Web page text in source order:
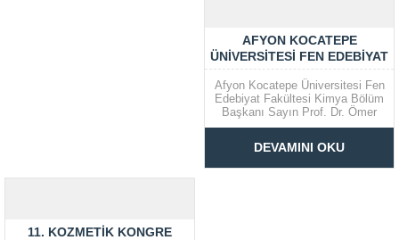
AFYON KOCATEPE
ÜNIVERSITESI FEN EDEBIYAT
FAKÜLTESI KIMYA GÜNLERI
Afyon Kocatepe Üniversitesi Fen
Edebiyat Fakültesi Kimya Bölüm
Başkanı Sayın Prof. Dr. Ömer
HAZMAN’ın daveti üzerine
Şubesini temsilen Şube
Başkanımız Sayın Ahmet Burak
DEVAMINI OKU
11. KOZMETIK KONGRE